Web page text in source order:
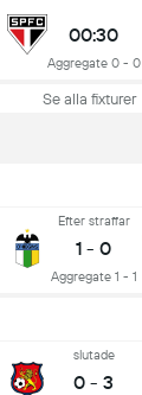
00:30
Aggregate 0 - 0
Se alla fixturer
Efter straffar
1 - 0
Aggregate 1 - 1
slutade
0 - 3